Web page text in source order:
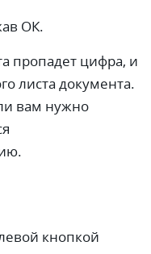
ОК.
пропадет цифра, и
листа документа.
вам нужно
кнопкой